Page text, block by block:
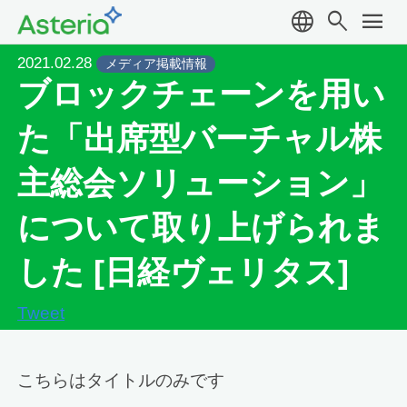
language search menu
2021.02.28 メディア掲載情報
ブロックチェーンを用い
た「出席型バーチャル株
主総会ソリューション」
について取り上げられま
した [日経ヴェリタス]
Tweet
こちらはタイトルのみです